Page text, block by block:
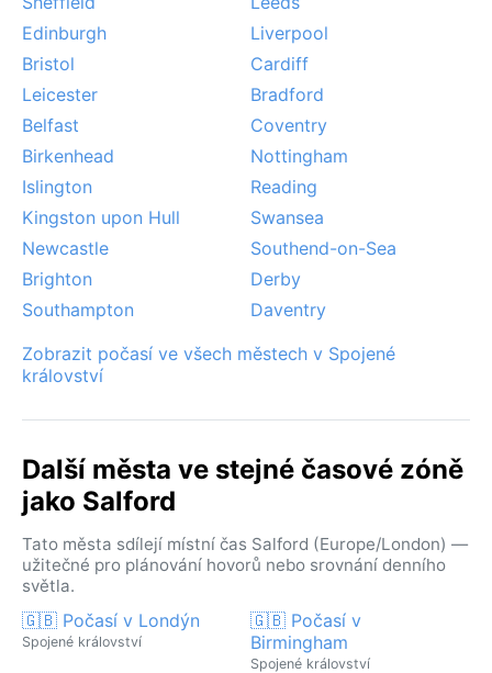
Edinburgh
Liverpool
Bristol
Cardiff
Leicester
Bradford
Belfast
Coventry
Birkenhead
Nottingham
Islington
Reading
Kingston upon Hull
Swansea
Newcastle
Southend-on-Sea
Brighton
Derby
Southampton
Daventry
Zobrazit počasí ve všech městech v Spojené
království
Další města ve stejné časové zóně
jako Salford
Tato města sdílejí místní čas Salford (Europe/London) —
užitečné pro plánování hovorů nebo srovnání denního
světla.
🇬🇧 Počasí v Londýn
Spojené království
🇬🇧 Počasí v
Birmingham
Spojené království